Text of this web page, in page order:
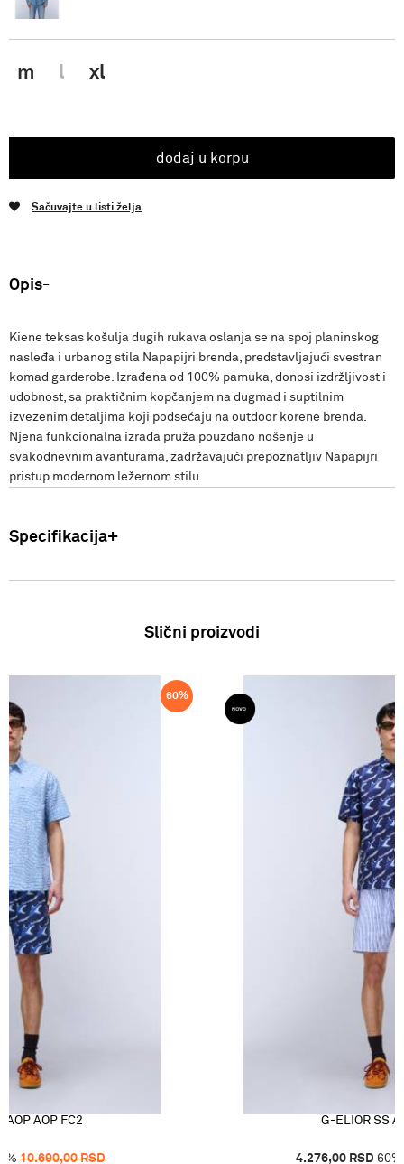
m l xl
dodaj u korpu
Sačuvajte u listi želja
Opis
Kiene teksas košulja dugih rukava oslanja se na spoj planinskog
nasleđa i urbanog stila Napapijri brenda, predstavljajući svestran
komad garderobe. Izrađena od 100% pamuka, donosi izdržljivost i
udobnost, sa praktičnim kopčanjem na dugmad i suptilnim
izvezenim detaljima koji podsećaju na outdoor korene brenda.
Njena funkcionalna izrada pruža pouzdano nošenje u
svakodnevnim avanturama, zadržavajući prepoznatljiv Napapijri
pristup modernom ležernom stilu.
Specifikacija
majica dug rukav Zemlja porekla: Bangladeš Sastav: 100% Pamuk
Slični proizvodi
60%
AOP AOP FC2
% 10.690,00RSD
G-ELIOR SS
4.276,00 RSD 60%